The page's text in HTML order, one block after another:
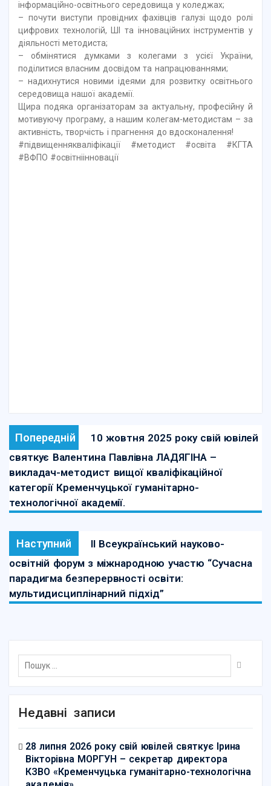
інформаційно-освітнього середовища у коледжах;
– почути виступи провідних фахівців галузі щодо ролі
цифрових технологій, ШІ та інноваційних інструментів у
діяльності методиста;
– обмінятися думками з колегами з усієї України,
поділитися власним досвідом та напрацюваннями;
– надихнутися новими ідеями для розвитку освітнього
середовища нашої академії.
Щира подяка організаторам за актуальну, професійну й
мотивуючу програму, а нашим колегам-методистам – за
активність, творчість і прагнення до вдосконалення!
#підвищеннякваліфікації #методист #освіта #КГТА
#ВФПО #освітніінновації
Попередній
10 жовтня 2025 року свій ювілей
святкує Валентина Павлівна ЛАДЯГІНА –
викладач-методист вищої кваліфікаційної
категорії Кременчуцької гуманітарно-
технологічної академії.
Наступний
ІІ Всеукраїнський науково-
освітній форум з міжнародною участю “Сучасна
парадигма безперервності освіти:
мультидисциплінарний підхід”
Недавні записи
28 липня 2026 року свій ювілей святкує Ірина
Вікторівна МОРГУН – секретар директора
КЗВО «Кременчуцька гуманітарно-технологічна